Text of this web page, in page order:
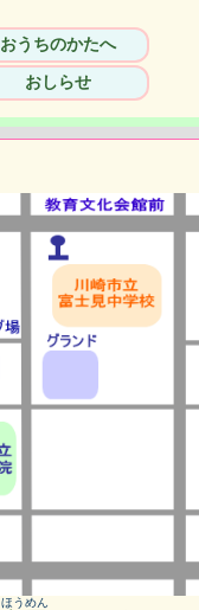
おうちのかたへ
おしらせ
ほうめん